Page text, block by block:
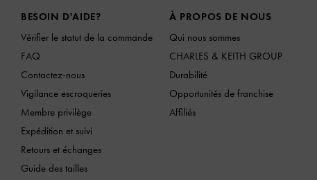
BESOIN D'AIDE?
Vérifier le statut de la commande
FAQ
Contactez-nous
Vigilance escroqueries
Membre privilège
Expédition et suivi
Retours et échanges
Guide des tailles
À PROPOS DE NOUS
Qui nous sommes
CHARLES & KEITH GROUP
Durabilité
Opportunités de franchise
Affiliés